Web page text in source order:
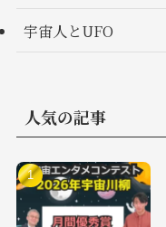
宇宙人とUFO
人気の記事